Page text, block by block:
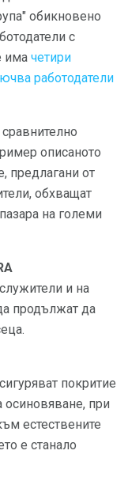
обикновено
с
има четири
работодатели
описаното
предлагани от
обхващат
на големи
и на
продължат да
покритие
осиновяване, при
естествените
е станало